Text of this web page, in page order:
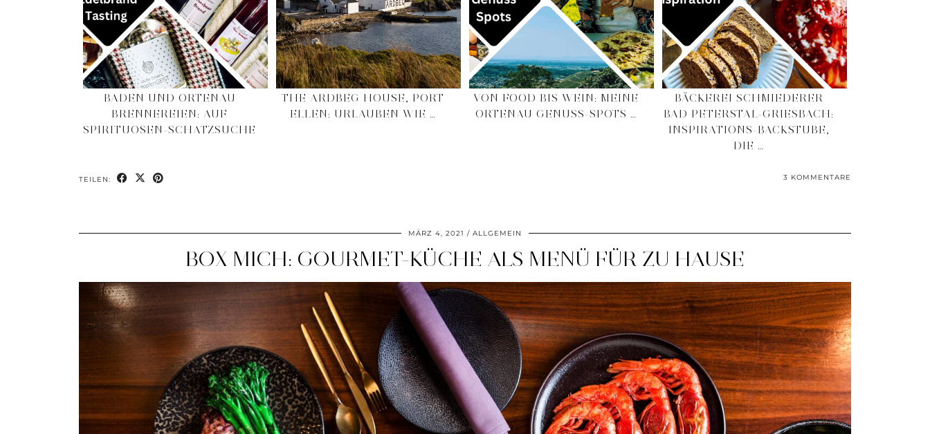
BADEN UND ORTENAU
BRENNEREIEN: AUF
SPIRITUOSEN-SCHATZSUCHE
THE ARDBEG HOUSE, PORT
ELLEN: URLAUBEN WIE …
VON FOOD BIS WEIN: MEINE
ORTENAU GENUSS-SPOTS …
BÄCKEREI SCHMIEDERER
BAD PETERSTAL-GRIESBACH:
INSPIRATIONS-BACKSTUBE,
DIE …
TEILEN: 3 KOMMENTARE
MÄRZ 4, 2021 ALLGEMEIN
BOX MICH: GOURMET-KÜCHE ALS MENÜ FÜR ZU HAUSE